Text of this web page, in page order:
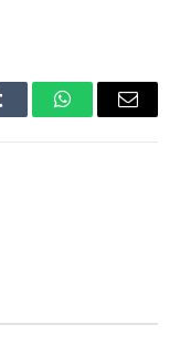
WhatsAppEmail